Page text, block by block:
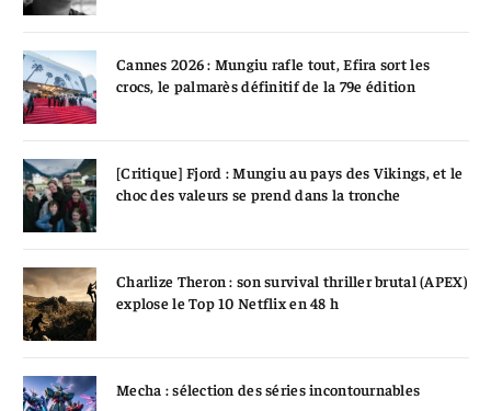
Cannes 2026 : Mungiu rafle tout, Efira sort les
crocs, le palmarès définitif de la 79e édition
[Critique] Fjord : Mungiu au pays des Vikings, et le
choc des valeurs se prend dans la tronche
Charlize Theron : son survival thriller brutal (APEX)
explose le Top 10 Netflix en 48 h
Mecha : sélection des séries incontournables